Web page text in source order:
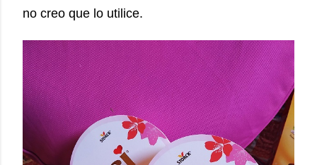
no creo que lo utilice.